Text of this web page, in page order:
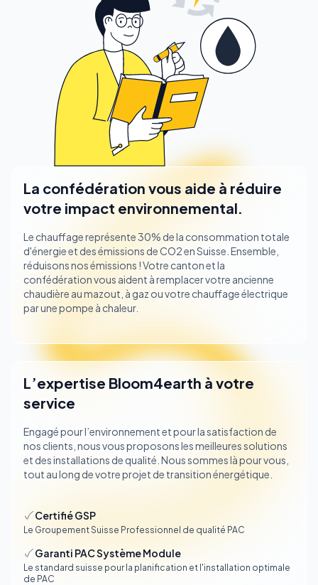
La confédération vous aide à réduire
votre impact environnemental.
Le chauffage représente 30% de la consommation totale
d'énergie et des émissions de CO2 en Suisse. Ensemble,
réduisons nos émissions ! Votre canton et la
confédération vous aident à remplacer votre ancienne
chaudière au mazout, à gaz ou votre chauffage électrique
par une pompe à chaleur.
L’expertise Bloom4earth à votre
service
Engagé pour l’environnement et pour la satisfaction de
nos clients, nous vous proposons les meilleures solutions
et des installations de qualité. Nous sommes là pour vous,
tout au long de votre projet de transition énergétique.
Certifié GSP
Le Groupement Suisse Professionnel de qualité PAC
Garanti PAC Système Module
Le standard suisse pour la planification et l'installation optimale
de PAC